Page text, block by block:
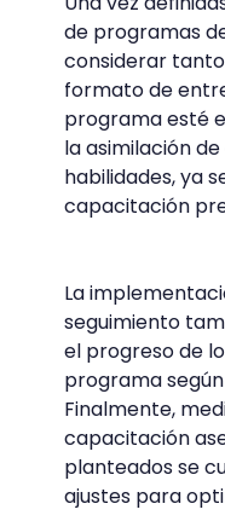
de programas
considerar
formato de
programa esté
la asimilación
habilidades, ya
capacitación
La
seguimiento
el progreso de
programa
Finalmente,
capacitación
planteados se
ajustes para